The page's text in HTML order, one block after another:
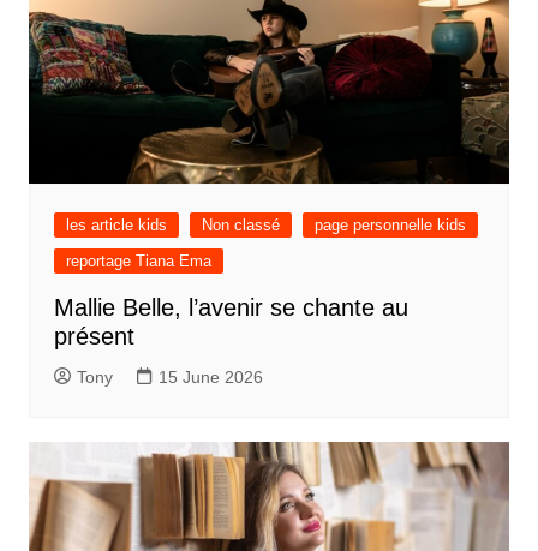
les article kids Non classé
page personnelle kids
reportage Tiana Ema
Mallie Belle, l’avenir se chante au
présent
Tony 15 June 2026